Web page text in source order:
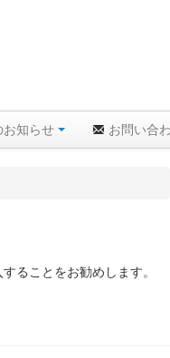
お知らせ お問い合
ることをお勧めします。